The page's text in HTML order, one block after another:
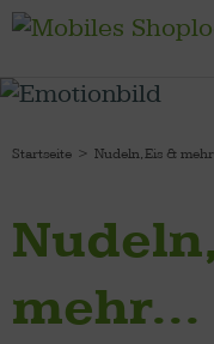
Startseite Nudeln, Eis & mehr
mehr...